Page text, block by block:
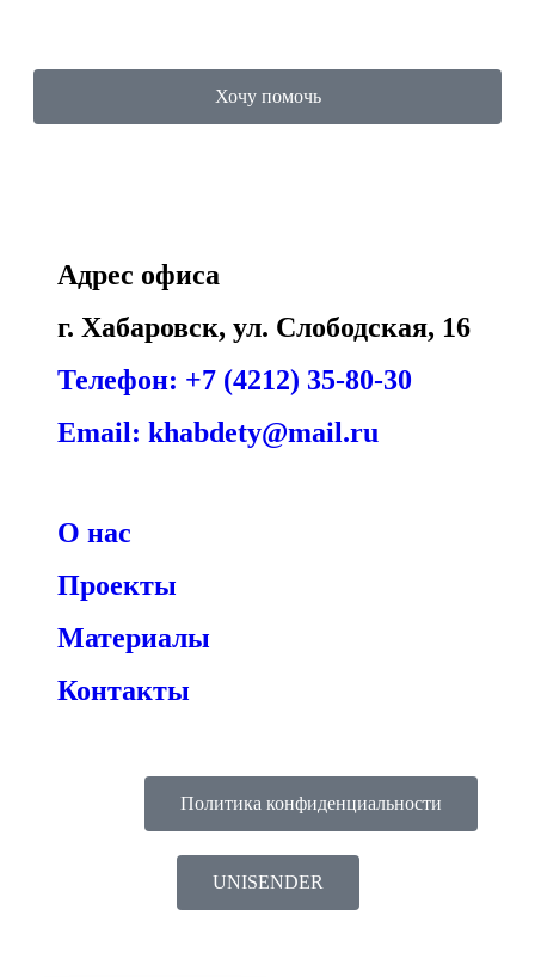
Хочу помочь
Адрес офиса
г. Хабаровск, ул. Слободская, 16
Телефон: +7 (4212) 35-80-30
Email: khabdety@mail.ru
О нас
Проекты
Материалы
Контакты
Политика конфиденциальности
UNISENDER